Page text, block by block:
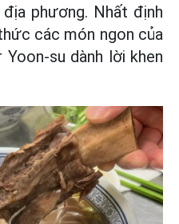
phương. Nhất định
các món ngon của
su dành lời khen